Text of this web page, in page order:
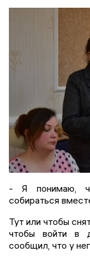
- Я понимаю,
собираться
Тут или чтобы
чтобы войти в
сообщил, что у